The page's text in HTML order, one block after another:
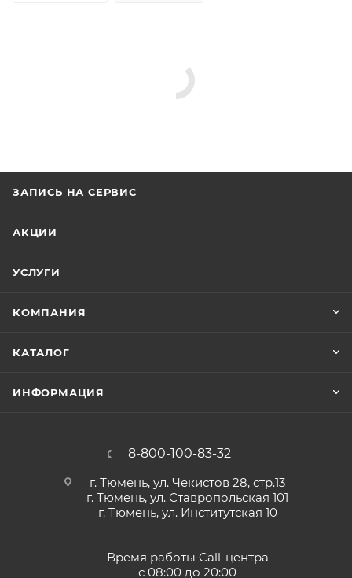
ЗАПИСЬ НА СЕРВИС
АКЦИИ
УСЛУГИ
КОМПАНИЯ
КАТАЛОГ
ИНФОРМАЦИЯ
8-800-100-83-32
г. Тюмень, ул. Чекистов 28, стр.13
г. Тюмень, ул. Ставропольская 101
г. Тюмень, ул. Институтская 10
Время работы Call-центра
с 08:00 до 20:00